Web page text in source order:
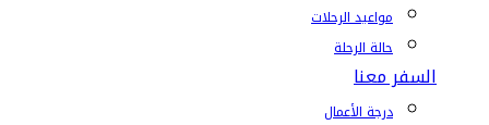
مواعيد الرحلات
حالة الرحلة
السفر معنا
درجة الأعمال